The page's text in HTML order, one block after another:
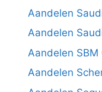
Aandelen
Aandelen
Aandelen
Aandelen